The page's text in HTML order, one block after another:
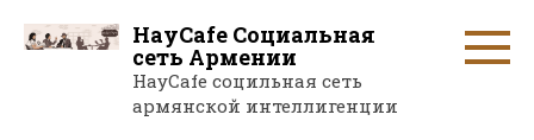
HayCafe Социальная
сеть Армении
HayCafe социльная сеть
армянской интеллигенции